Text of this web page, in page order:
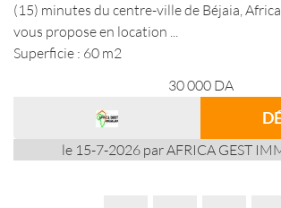
(15) minutes du centre-ville de Béjaia,
vous propose en location ...
Superficie : 60 m2
30 000 DA
le 15-7-2026 par AFRICA GEST